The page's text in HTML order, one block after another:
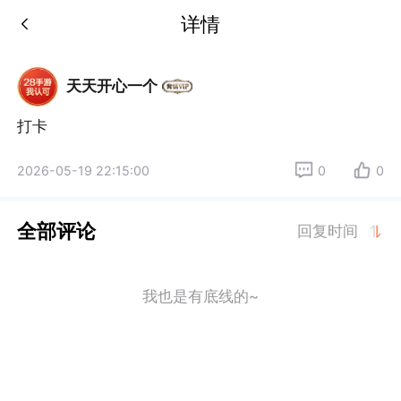
详情
天天开心一个
打卡
2026-05-19 22:15:00 0 0
全部评论 回复时间
我也是有底线的~